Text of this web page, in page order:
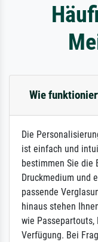
Wie
Die
ist einfach und
bestimmen Sie die
Druckmedium und
passende
hinaus stehen
wie
Verfügung. Bei